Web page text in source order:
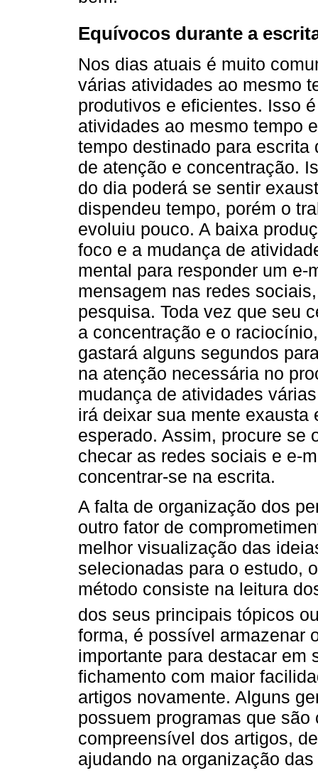
Equívocos durante a
Nos dias atuais é muito
várias atividades ao mesmo
produtivos e eficientes. Isso
atividades ao mesmo tempo
tempo destinado para
de atenção e concentração.
do dia poderá se sentir
dispendeu tempo, porém o
evoluiu pouco. A baixa
foco e a mudança de
mental para responder um
mensagem nas redes
pesquisa. Toda vez que seu
a concentração e o
gastará alguns segundos
na atenção necessária no
mudança de atividades
irá deixar sua mente exausta
esperado. Assim, procure se
checar as redes sociais e e-
concentrar-se na escrita.
A falta de organização dos
outro fator de
melhor visualização das
selecionadas para o estudo,
método consiste na leitura
dos seus principais tópicos
forma, é possível armazenar
importante para destacar em
fichamento com maior
artigos novamente. Alguns
possuem programas que
compreensível dos artigos,
ajudando na organização